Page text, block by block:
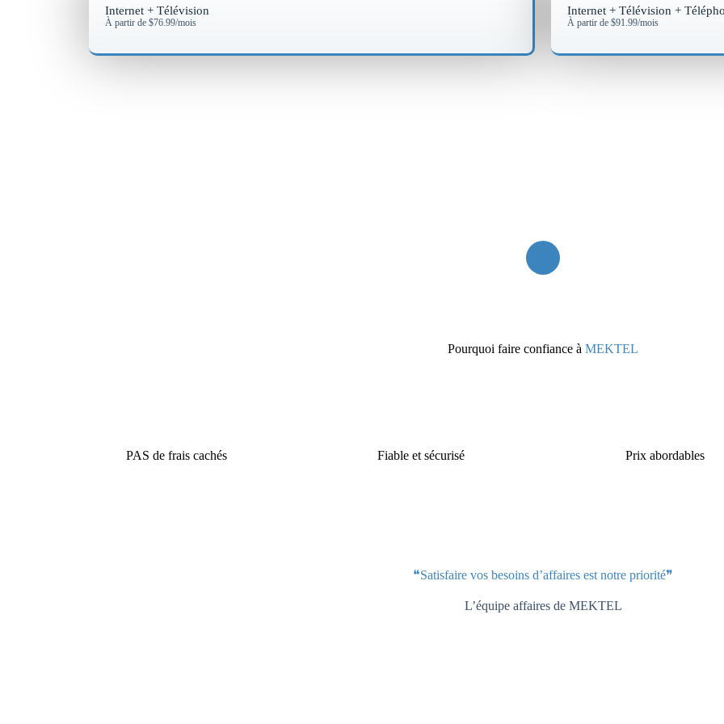
Internet + Télévision
À partir de $76.99/mois
Internet + Télévision +
À partir de $91.99/mois
Pourquoi faire confiance à MEKTEL
PAS de frais cachés Fiable et sécurisé Prix abordables
❝Satisfaire vos besoins d’affaires est notre priorité❞
L’équipe affaires de MEKTEL